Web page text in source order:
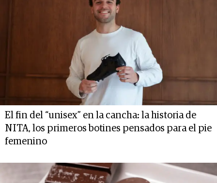
El fin del “unisex” en la cancha: la historia de
NITA, los primeros botines pensados para el pie
femenino